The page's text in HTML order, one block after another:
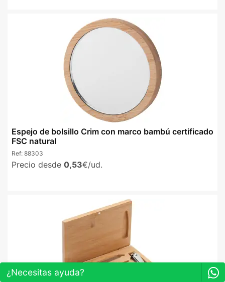
Espejo de bolsillo Crim con marco bambú certificado
FSC natural
Ref: 88303
Precio desde 0,53€/ud.
¿Necesitas ayuda?